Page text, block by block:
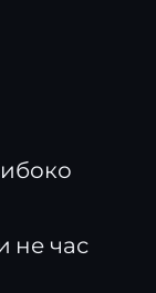
не час